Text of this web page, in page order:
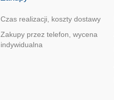
Czas realizacji, koszty dostawy
Zakupy przez telefon, wycena
indywidualna